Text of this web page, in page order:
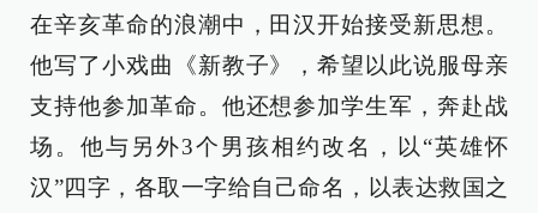
在辛亥革命的浪潮中，田汉开始接受新思想。
他写了小戏曲《新教子》，希望以此说服母亲
支持他参加革命。他还想参加学生军，奔赴战
场。他与另外3个男孩相约改名，以“英雄怀
汉”四字，各取一字给自己命名，以表达救国之